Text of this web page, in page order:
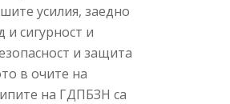
усилия, заедно
сигурност и
и защита
в очите на
на ГДПБЗН са